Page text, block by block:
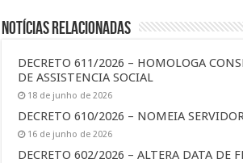
Notícias Relacionadas
DECRETO 611/2026 – HOMOLOGA
DE ASSISTENCIA SOCIAL
18 de junho de 2026
DECRETO 610/2026 – NOMEIA
16 de junho de 2026
DECRETO 602/2026 – ALTERA DATA DE